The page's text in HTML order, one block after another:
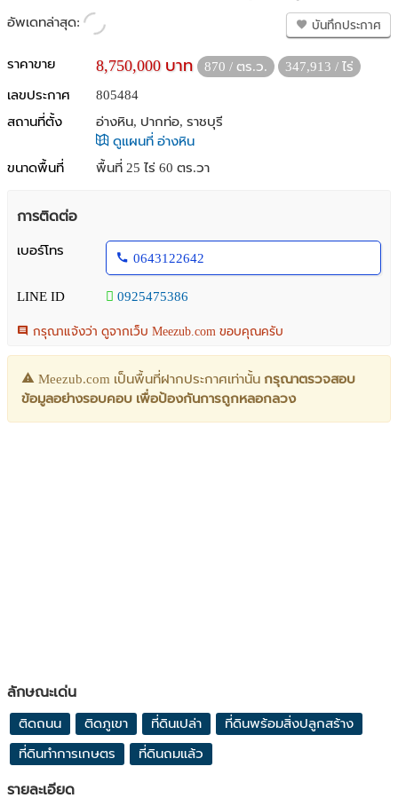
อัพเดทล่าสุด: บันทึกประกาศ
ราคาขาย 8,750,000 บาท 870 / ตร.ว.
347,913 / ไร่
เลขประกาศ
805484
สถานที่ตั้ง
อ่างหิน, ปากท่อ, ราชบุรี
ดูแผนที่ อ่างหิน
ขนาดพื้นที่
พื้นที่ 25 ไร่ 60 ตร.วา
การติดต่อ
เบอร์โทร
0643122642
LINE ID 0925475386
กรุณาแจ้งว่า ดูจากเว็บ Meezub.com ขอบคุณครับ
Meezub.com เป็นพื้นที่ฝากประกาศเท่านั้น กรุณาตรวจสอบ
ข้อมูลอย่างรอบคอบ เพื่อป้องกันการถูกหลอกลวง
ลักษณะเด่น
ติดถนน ติดภูเขา ที่ดินเปล่า ที่ดินพร้อมสิ่งปลูกสร้าง
ที่ดินทำการเกษตร ที่ดินถมแล้ว
รายละเอียด